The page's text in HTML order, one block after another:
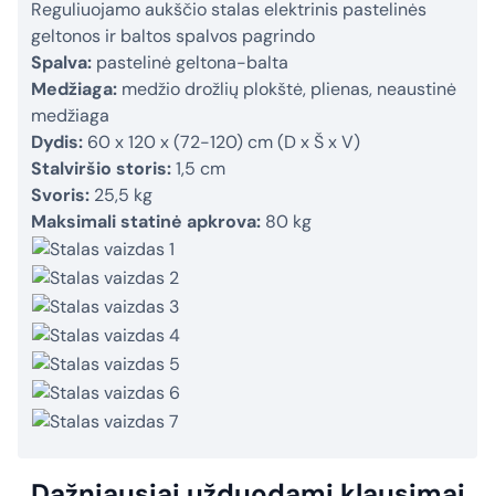
Reguliuojamo aukščio stalas elektrinis pastelinės
geltonos ir baltos spalvos pagrindo
Spalva: pastelinė geltona-balta
Medžiaga: medžio drožlių plokštė, plienas, neaustinė
medžiaga
Dydis: 60 x 120 x (72-120) cm (D x Š x V)
Stalviršio storis:1,5 cm
Svoris: 25,5 kg
Maksimali statinė apkrova: 80 kg